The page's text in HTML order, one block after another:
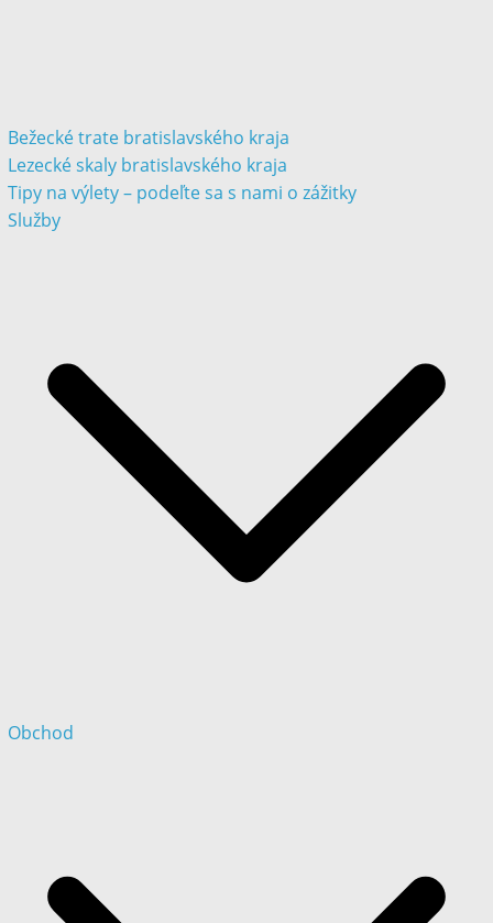
Bežecké trate bratislavského kraja
Lezecké skaly bratislavského kraja
Tipy na výlety – podeľte sa s nami o zážitky
Služby
Obchod